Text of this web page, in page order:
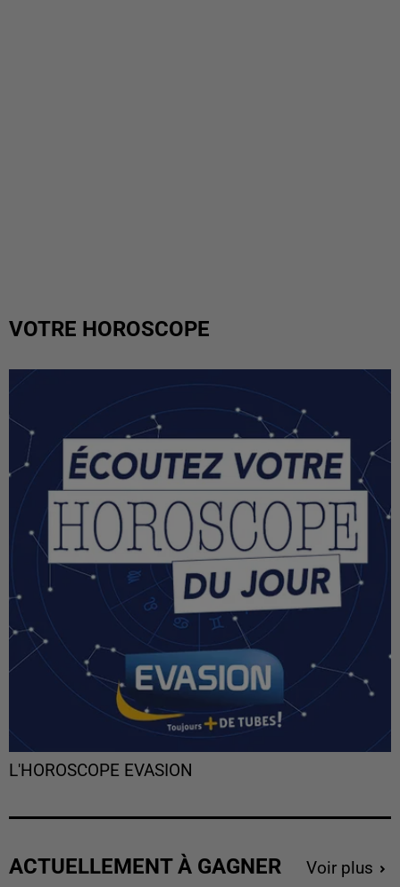
VOTRE HOROSCOPE
L'HOROSCOPE EVASION
ACTUELLEMENT À GAGNER Voir plus